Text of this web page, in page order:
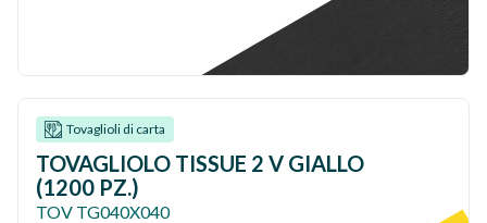
Tovaglioli di carta
TOVAGLIOLO TISSUE 2 V GIALLO
(1200 PZ.)
TOV TG040X040